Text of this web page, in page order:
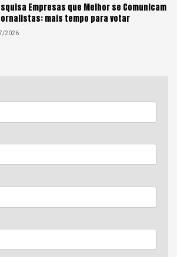
Empresas que Melhor se Comunicam
mais tempo para votar
2026